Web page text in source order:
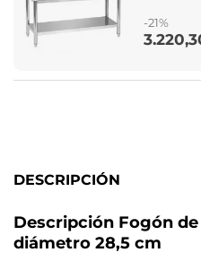
-21%
Price
DESCRIPCIÓN
Descripción Fogón
diámetro 28,5 cm